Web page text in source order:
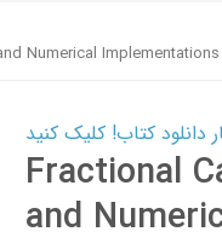
Numerical Implementations
Fractional
and